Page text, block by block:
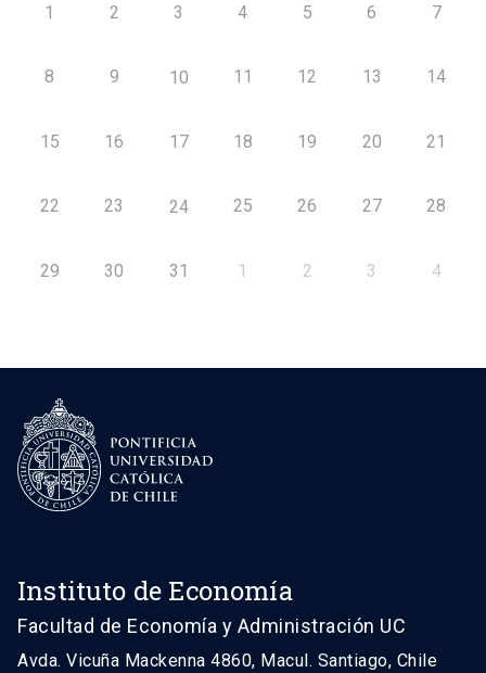
1 2 3 4 5 6 7
8 9 10 11 12 13 14
15 16 17 18 19 20 21
22 23 24 25 26 27 28
29 30 31 1 2 3 4
Instituto de Economía
Facultad de Economía y Administración UC
Avda. Vicuña Mackenna 4860, Macul. Santiago, Chile